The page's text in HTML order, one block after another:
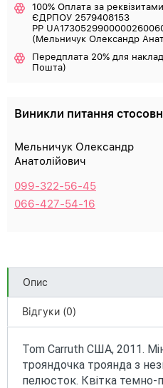
100% Оплата за реквізитами
ЄДРПОУ 2579408153
РР
(Мельничук Олександр
Передплата 20% для
Пошта)
Виникли питання
Мельничук Олександр
Анатолійович
099-322-56-45
066-427-54-16
Опис
Відгуки (0)
Tom Carruth США, 2011.
трояндочка троянда з
пелюсток. Квітка темно-